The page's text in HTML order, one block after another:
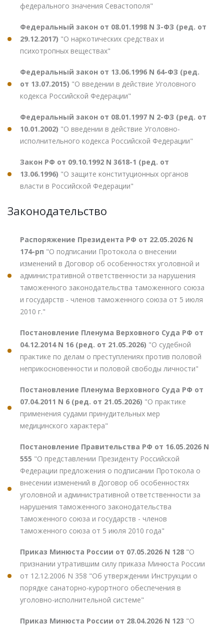
федерального значения Севастополя"
Федеральный закон от 08.01.1998 N 3-ФЗ (ред. от
29.12.2017) "О наркотических средствах и
психотропных веществах"
Федеральный закон от 13.06.1996 N 64-ФЗ (ред.
от 13.07.2015) "О введении в действие Уголовного
кодекса Российской Федерации"
Федеральный закон от 08.01.1997 N 2-ФЗ (ред. от
10.01.2002) "О введении в действие Уголовно-
исполнительного кодекса Российской Федерации"
Закон РФ от 09.10.1992 N 3618-1 (ред. от
13.06.1996) "О защите конституционных органов
власти в Российской Федерации"
Законодательство
Распоряжение Президента РФ от 22.05.2026 N
174-рп "О подписании Протокола о внесении
изменений в Договор об особенностях уголовной и
административной ответственности за нарушения
таможенного законодательства таможенного союза
и государств - членов таможенного союза от 5 июля
2010 г."
Постановление Пленума Верховного Суда РФ от
04.12.2014 N 16 (ред. от 21.05.2026) "О судебной
практике по делам о преступлениях против половой
неприкосновенности и половой свободы личности"
Постановление Пленума Верховного Суда РФ от
07.04.2011 N 6 (ред. от 21.05.2026) "О практике
применения судами принудительных мер
медицинского характера"
Постановление Правительства РФ от 16.05.2026 N
555 "О представлении Президенту Российской
Федерации предложения о подписании Протокола о
внесении изменений в Договор об особенностях
уголовной и административной ответственности за
нарушения таможенного законодательства
таможенного союза и государств - членов
таможенного союза от 5 июля 2010 года"
Приказ Минюста России от 07.05.2026 N 128 "О
признании утратившим силу приказа Минюста России
от 12.12.2006 N 358 "Об утверждении Инструкции о
порядке санаторно-курортного обеспечения в
уголовно-исполнительной системе"
Приказ Минюста России от 28.04.2026 N 123 "О